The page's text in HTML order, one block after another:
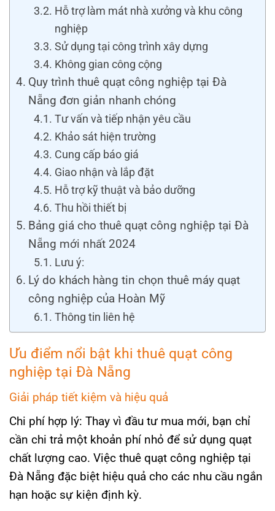
Hỗ trợ làm mát nhà xưởng và khu công
nghiệp
Sử dụng tại công trình xây dựng
Không gian công cộng
Quy trình thuê quạt công nghiệp tại Đà
Nẵng đơn giản nhanh chóng
Tư vấn và tiếp nhận yêu cầu
Khảo sát hiện trường
Cung cấp báo giá
Giao nhận và lắp đặt
Hỗ trợ kỹ thuật và bảo dưỡng
Thu hồi thiết bị
Bảng giá cho thuê quạt công nghiệp tại Đà
Nẵng mới nhất 2024
Lưu ý:
Lý do khách hàng tin chọn thuê máy quạt
công nghiệp của Hoàn Mỹ
Thông tin liên hệ
Ưu điểm nổi bật khi thuê quạt công
nghiệp tại Đà Nẵng
Giải pháp tiết kiệm và hiệu quả
Chi phí hợp lý: Thay vì đầu tư mua mới, bạn chỉ
cần chi trả một khoản phí nhỏ để sử dụng quạt
chất lượng cao. Việc thuê quạt công nghiệp tại
Đà Nẵng đặc biệt hiệu quả cho các nhu cầu ngắn
hạn hoặc sự kiện định kỳ.